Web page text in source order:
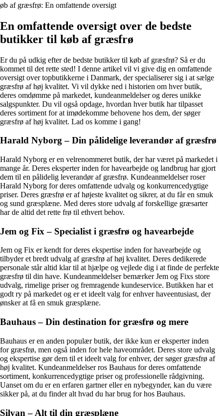
øb af græsfrø: En omfattende oversigt
En omfattende oversigt over de bedste
butikker til køb af græsfrø
Er du på udkig efter de bedste butikker til køb af græsfrø? Så er du
kommet til det rette sted! I denne artikel vil vi give dig en omfattende
oversigt over topbutikkerne i Danmark, der specialiserer sig i at sælge
græsfrø af høj kvalitet. Vi vil dykke ned i historien om hver butik,
deres omdømme på markedet, kundeanmeldelser og deres unikke
salgspunkter. Du vil også opdage, hvordan hver butik har tilpasset
deres sortiment for at imødekomme behovene hos dem, der søger
græsfrø af høj kvalitet. Lad os komme i gang!
Harald Nyborg – Din pålidelige leverandør af græsfrø
Harald Nyborg er en velrenommeret butik, der har været på markedet i
mange år. Deres eksperter inden for havearbejde og landbrug har gjort
dem til en pålidelig leverandør af græsfrø. Kundeanmeldelser roser
Harald Nyborg for deres omfattende udvalg og konkurrencedygtige
priser. Deres græsfrø er af højeste kvalitet og sikrer, at du får en smuk
og sund græsplæne. Med deres store udvalg af forskellige græsarter
har de altid det rette frø til ethvert behov.
Jem og Fix – Specialist i græsfrø og havearbejde
Jem og Fix er kendt for deres ekspertise inden for havearbejde og
tilbyder et bredt udvalg af græsfrø af høj kvalitet. Deres dedikerede
personale står altid klar til at hjælpe og vejlede dig i at finde de perfekte
græsfrø til din have. Kundeanmeldelser bemærker Jem og Fixs store
udvalg, rimelige priser og fremragende kundeservice. Butikken har et
godt ry på markedet og er et ideelt valg for enhver haveentusiast, der
ønsker at få en smuk græsplæne.
Bauhaus – Din destination for græsfrø og mere
Bauhaus er en anden populær butik, der ikke kun er eksperter inden
for græsfrø, men også inden for hele haveområdet. Deres store udvalg
og ekspertise gør dem til et ideelt valg for enhver, der søger græsfrø af
høj kvalitet. Kundeanmeldelser ros Bauhaus for deres omfattende
sortiment, konkurrencedygtige priser og professionelle rådgivning.
Uanset om du er en erfaren gartner eller en nybegynder, kan du være
sikker på, at du finder alt hvad du har brug for hos Bauhaus.
Silvan – Alt til din græsplæne